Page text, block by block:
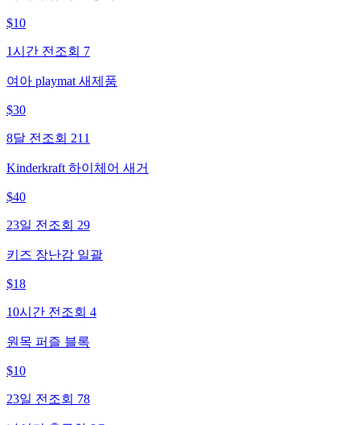
$10
1시간 전 조회 7
여아 playmat 새제품
$30
8달 전 조회 211
Kinderkraft 하이체어 새거
$40
23일 전 조회 29
키즈 장난감 일괄
$18
10시간 전 조회 4
원목 퍼즐 블록
$10
23일 전 조회 78